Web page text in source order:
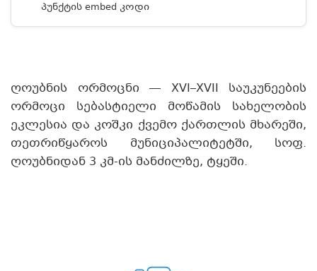
პუნქტის embed კოდი
ღოუბნის ორმოცნი — XVI–XVII საუკუნეების
ორმოცი სებასტიელი მოწამის სახელობის
ეკლესია და კოშკი ქვემო ქართლის მხარეში,
თეთრიწყაროს მუნიციპალიტეტში, სოფ.
ღოუბნიდან 3 კმ-ის მანძილზე, ტყეში.